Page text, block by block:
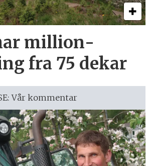
million­
fra 75 dekar
Vår kommentar